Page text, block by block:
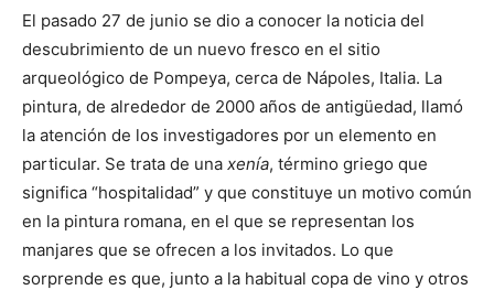
El pasado 27 de junio se dio a conocer la noticia del
descubrimiento de un nuevo fresco en el sitio
arqueológico de Pompeya, cerca de Nápoles, Italia. La
pintura, de alrededor de 2000 años de antigüedad, llamó
la atención de los investigadores por un elemento en
particular. Se trata de una xenía, término griego que
significa “hospitalidad” y que constituye un motivo común
en la pintura romana, en el que se representan los
manjares que se ofrecen a los invitados. Lo que
sorprende es que, junto a la habitual copa de vino y otros